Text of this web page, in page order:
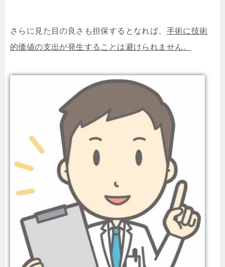
さらに見た目の良さも担保するとなれば、 手術に技術
的価値の支出が発生することは避けられません。